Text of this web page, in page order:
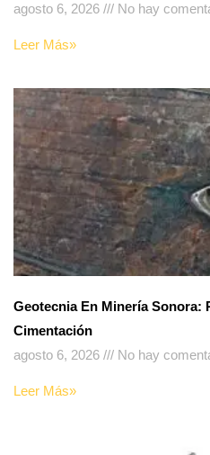
agosto 6, 2026
No hay
Leer Más»
Geotecnia En Minería Sonora:
Cimentación
agosto 6, 2026
No hay
Leer Más»